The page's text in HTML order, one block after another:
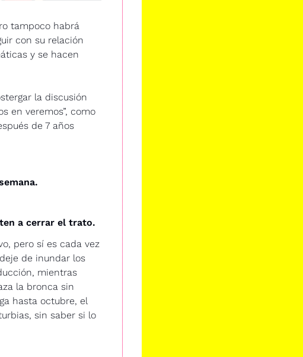
tampoco habrá
con su relación
y se hacen
la discusión
en veremos”, como
de 7 años
a cerrar el trato.
pero sí es cada vez
de inundar los
mientras
la bronca sin
hasta octubre, el
sin saber si lo